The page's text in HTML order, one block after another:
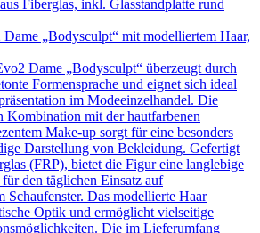
„Bodysculpt“ mit modelliertem Haar,
Dame „Bodysculpt“ überzeugt durch
Formensprache und eignet sich ideal
im Modeeinzelhandel. Die
Kombination mit der hautfarbenen
Make-up sorgt für eine besonders
Darstellung von Bekleidung. Gefertigt
(FRP), bietet die Figur eine langlebige
den täglichen Einsatz auf
Schaufenster. Das modellierte Haar
Optik und ermöglicht vielseitige
Die im Lieferumfang